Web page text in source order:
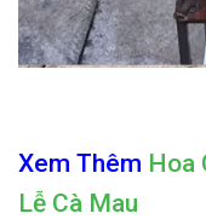
Xem Thêm Hoa
Lễ Cà Mau